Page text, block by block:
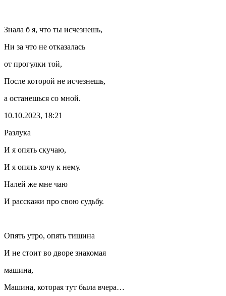
Знала б я, что ты исчезнешь,
Ни за что не отказалась
от прогулки той,
После которой не исчезнешь,
а останешься со мной.
10.10.2023, 18:21
Разлука
И я опять скучаю,
И я опять хочу к нему.
Налей же мне чаю
И расскажи про свою судьбу.
Опять утро, опять тишина
И не стоит во дворе знакомая
машина,
Машина, которая тут была вчера…